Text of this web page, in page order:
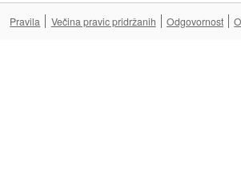
Pravila Večina pravic pridržanih Odgovornost